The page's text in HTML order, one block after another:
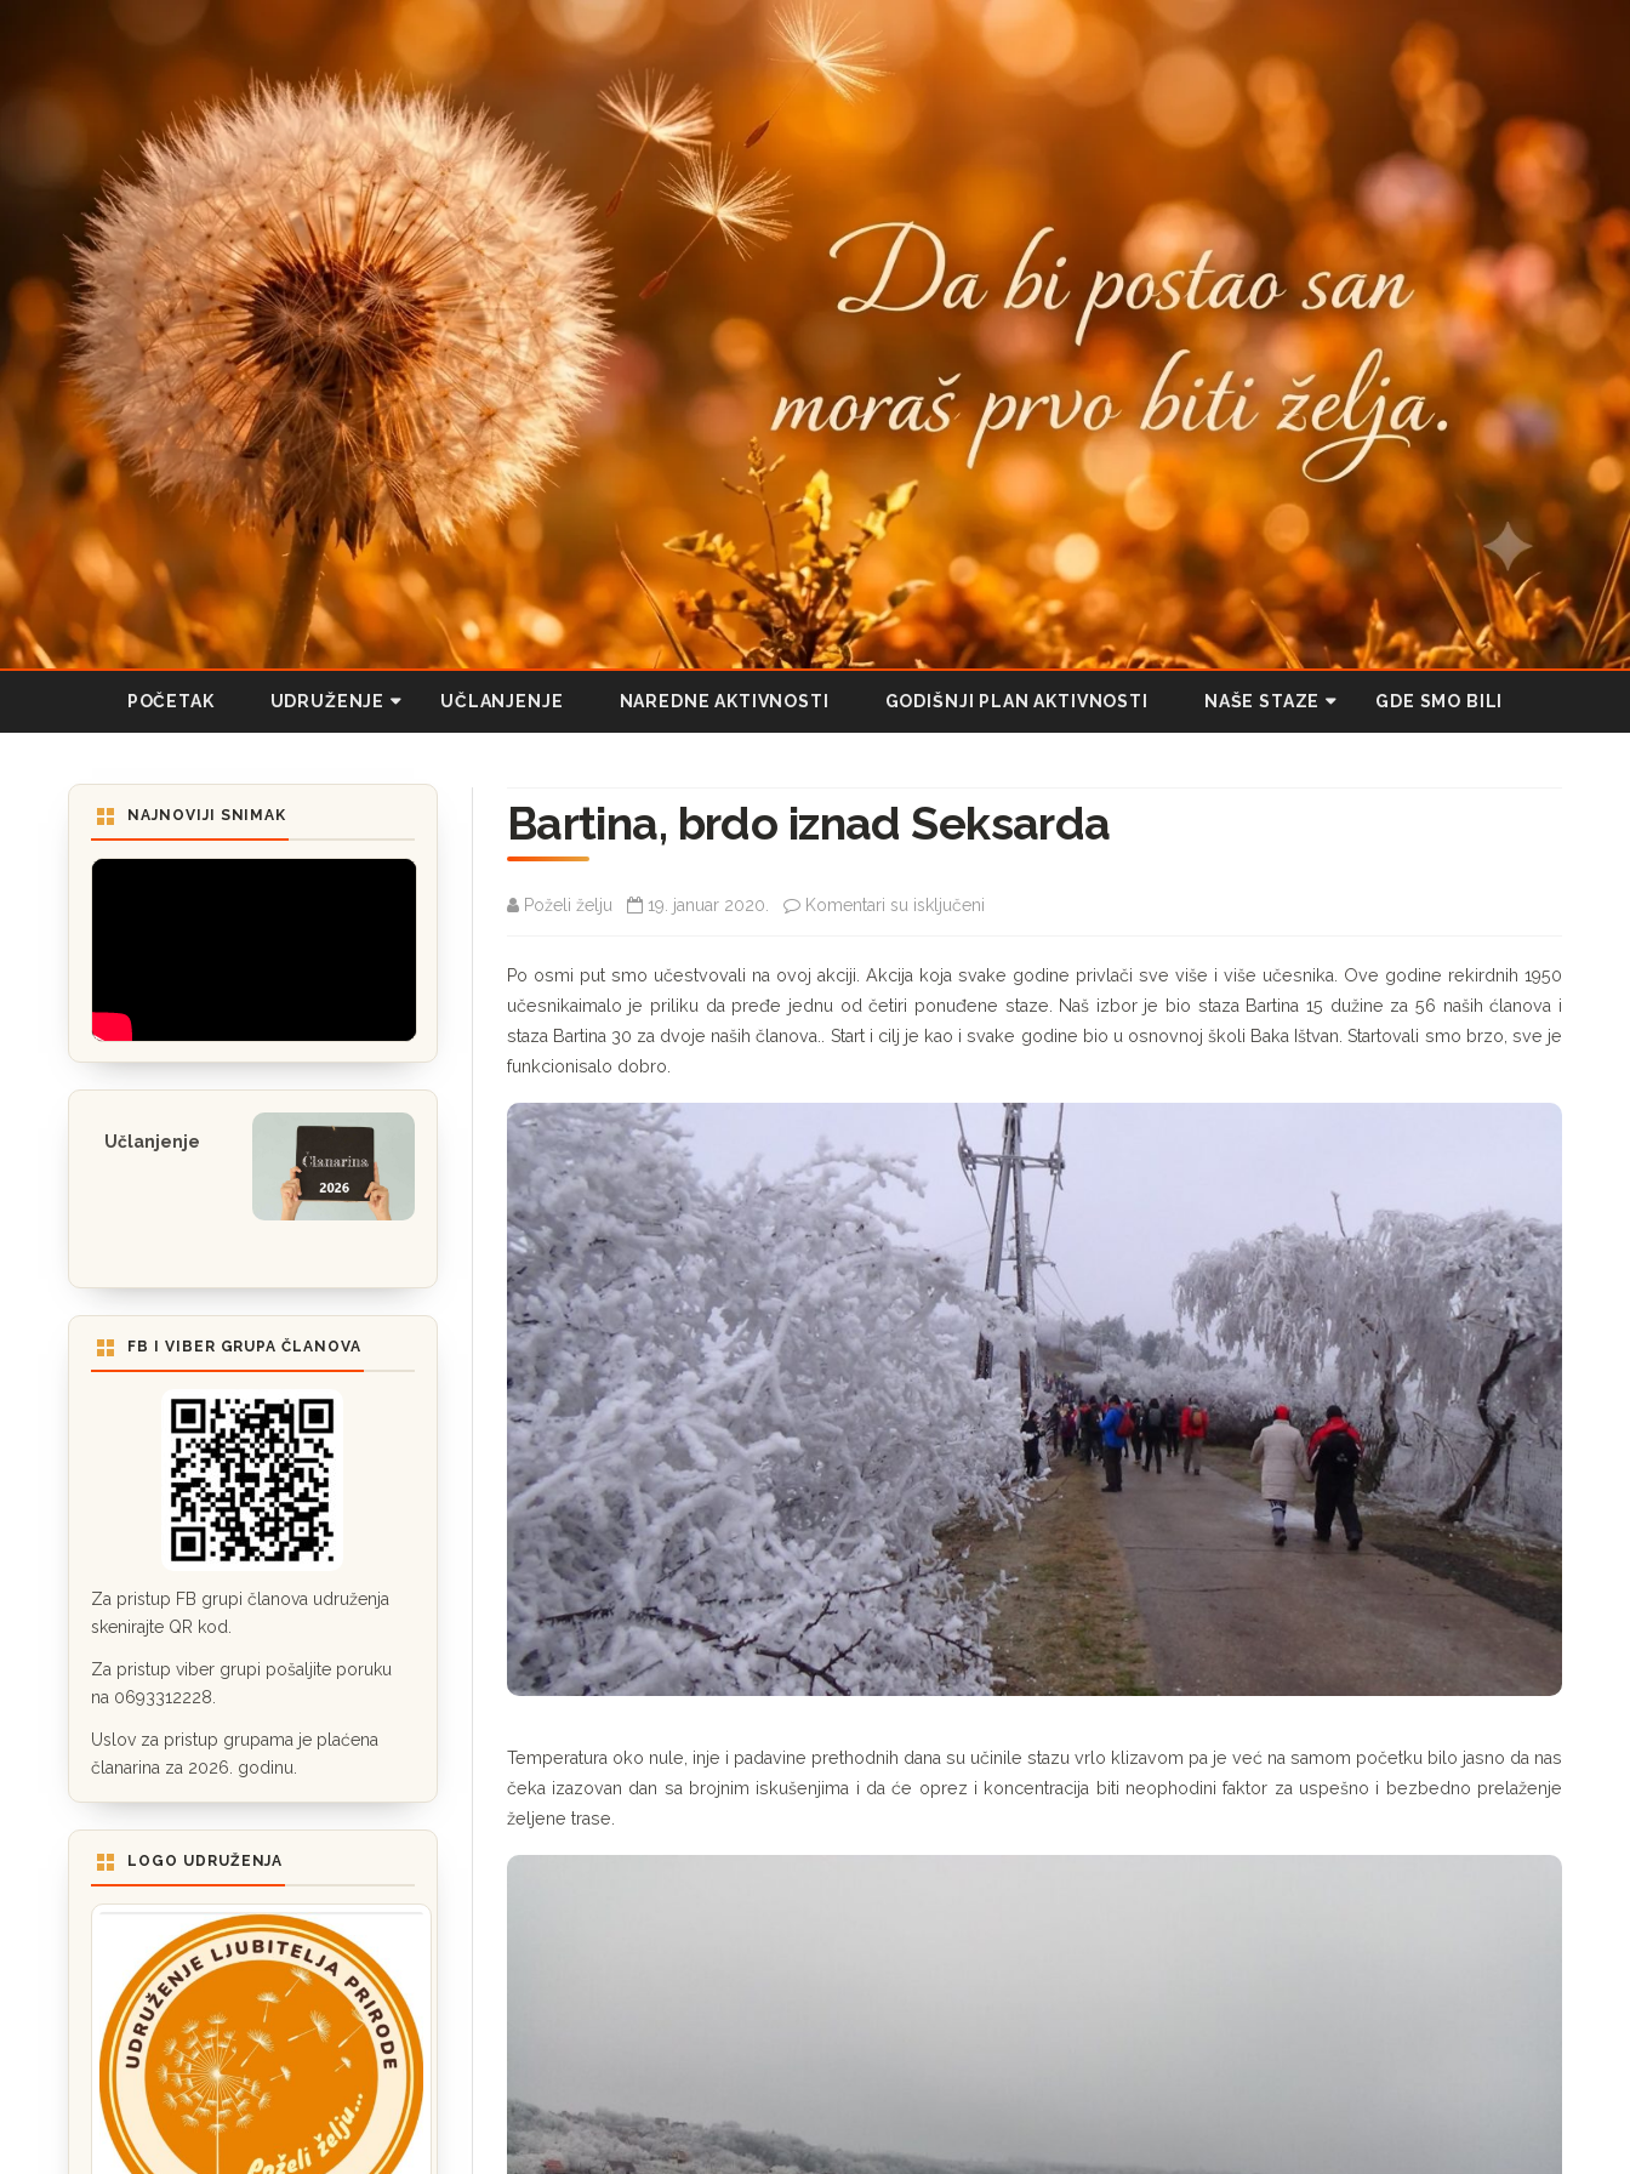
POČETAK UDRUŽENJE
STATUT UDRUŽENJA
UČLANJENJE NAREDNE AKTIVNOSTI GODIŠNJI PLAN AKTIVNOSTI NAŠE STAZE
HRASTOPARK
BUNJEVAČKI PUT KRIŽA
GDE SMO BILI
Bartina, brdo iznad Seksarda
Poželi želju 19. januar 2020. Komentari su isključenina
brdo
iznad
Po osmi put smo učestvovali na ovoj akciji. Akcija koja svake godine privlači sve više i više učesnika. Ove godine rekirdnih 1950
učesnikaimalo je priliku da pređe jednu od četiri ponuđene staze. Naš izbor je bio staza Bartina 15 dužine za 56 naših ćlanova i
staza Bartina 30 za dvoje naših članova.. Start i cilj je kao i svake godine bio u osnovnoj školi Baka Ištvan. Startovali smo brzo, sve je
funkcionisalo dobro.
Temperatura oko nule, inje i padavine prethodnih dana su učinile stazu vrlo klizavom pa je već na samom početku bilo jasno da nas
čeka izazovan dan sa brojnim iskušenjima i da će oprez i koncentracija biti neophodini faktor za uspešno i bezbedno prelaženje
željene trase.
NAJNOVIJI SNIMAK
Učlanjenje
FB I VIBER GRUPA ČLANOVA
Za pristup FB grupi članova udruženja
skenirajte QR kod.
Za pristup viber grupi pošaljite poruku
na 0693312228.
Uslov za pristup grupama je plaćena
članarina za 2026. godinu.
LOGO UDRUŽENJA